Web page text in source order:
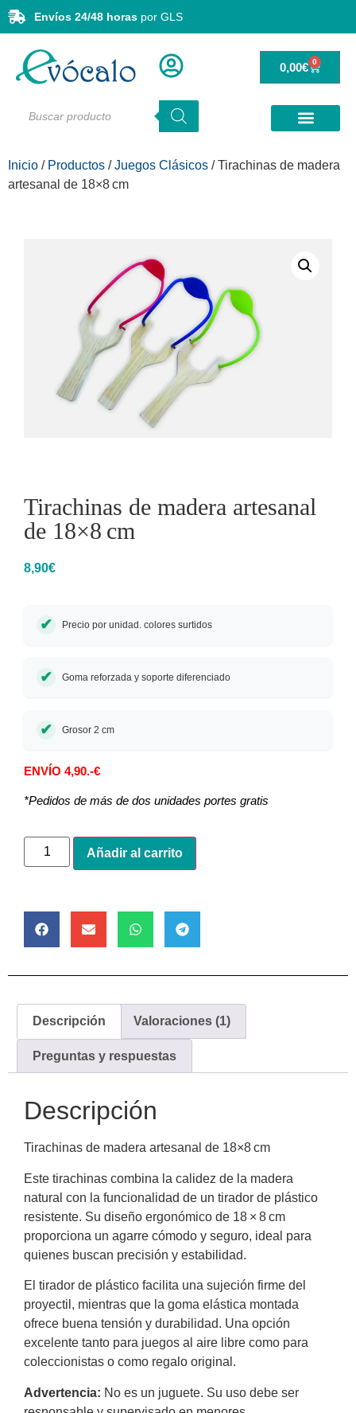
Envíos 24/48 horaspor GLS
0,00€ 0
Inicio / Productos /Juegos Clásicos / Tirachinas de madera
artesanal de 18×8 cm
Tirachinas de madera artesanal
de 18×8 cm
8,90€
Precio por unidad. colores surtidos
Goma reforzada y soporte diferenciado
Grosor 2 cm
ENVÍO 4,90.-€
*Pedidos de más de dos unidades portes gratis
Añadir al carrito
Descripción Valoraciones (1)
Preguntas y respuestas
Descripción
Tirachinas de madera artesanal de 18×8 cm
Este tirachinas combina la calidez de la madera
natural con la funcionalidad de un tirador de plástico
resistente. Su diseño ergonómico de 18 × 8 cm
proporciona un agarre cómodo y seguro, ideal para
quienes buscan precisión y estabilidad.
El tirador de plástico facilita una sujeción firme del
proyectil, mientras que la goma elástica montada
ofrece buena tensión y durabilidad. Una opción
excelente tanto para juegos al aire libre como para
coleccionistas o como regalo original.
Advertencia: No es un juguete. Su uso debe ser